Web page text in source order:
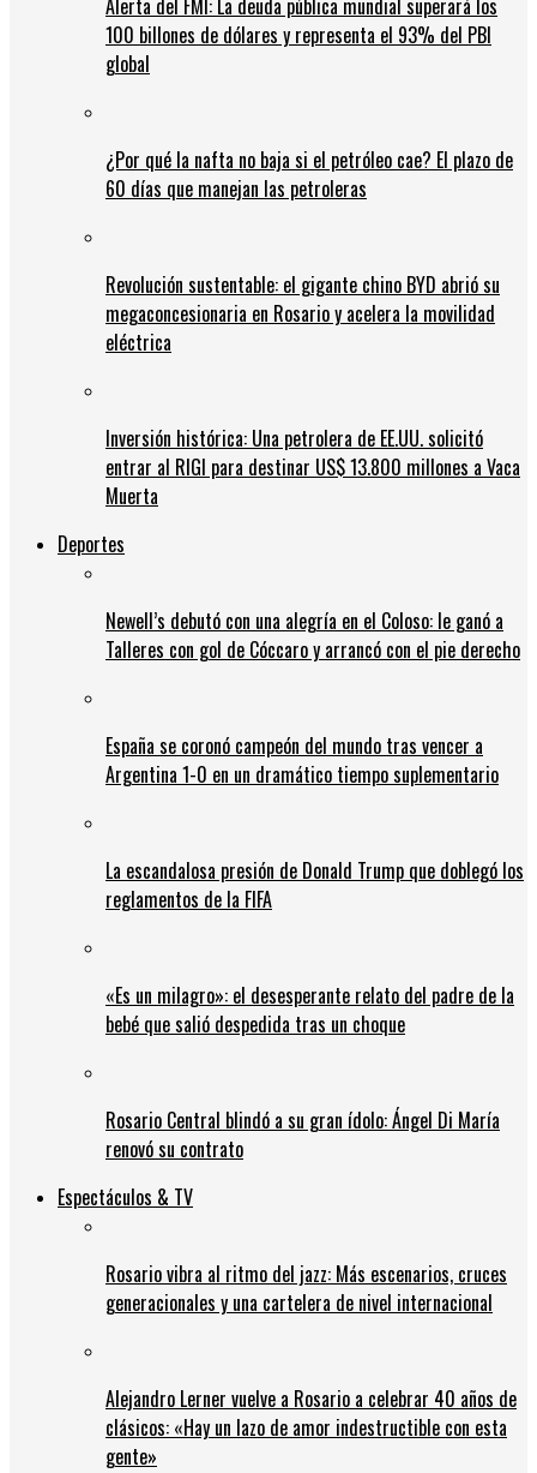
Alerta del FMI: La deuda pública mundial superará los
100 billones de dólares y representa el 93% del PBI
global
¿Por qué la nafta no baja si el petróleo cae? El plazo de
60 días que manejan las petroleras
Revolución sustentable: el gigante chino BYD abrió su
megaconcesionaria en Rosario y acelera la movilidad
eléctrica
Inversión histórica: Una petrolera de EE.UU. solicitó
entrar al RIGI para destinar US$ 13.800 millones a Vaca
Muerta
Deportes
Newell’s debutó con una alegría en el Coloso: le ganó a
Talleres con gol de Cóccaro y arrancó con el pie derecho
España se coronó campeón del mundo tras vencer a
Argentina 1-0 en un dramático tiempo suplementario
La escandalosa presión de Donald Trump que doblegó los
reglamentos de la FIFA
«Es un milagro»: el desesperante relato del padre de la
bebé que salió despedida tras un choque
Rosario Central blindó a su gran ídolo: Ángel Di María
renovó su contrato
Espectáculos & TV
Rosario vibra al ritmo del jazz: Más escenarios, cruces
generacionales y una cartelera de nivel internacional
Alejandro Lerner vuelve a Rosario a celebrar 40 años de
clásicos: «Hay un lazo de amor indestructible con esta
gente»